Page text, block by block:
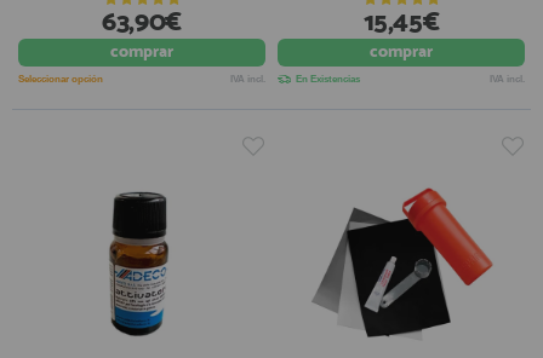
63,90€
comprar
Seleccionar opción IVA incl.
15,45€
comprar
En Existencias IVA incl.